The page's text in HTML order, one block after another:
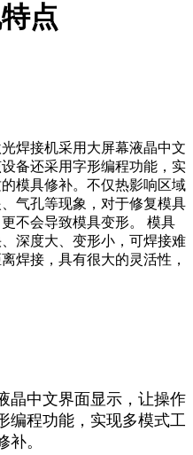
点
焊接机采用大屏幕液晶中文
备还采用字形编程功能，实
模具修补。不仅热影响区域
气孔等现象，对于修复模具
不会导致模具变形。 模具
深度大、变形小，可焊接难
焊接，具有很大的灵活性，
晶中文界面显示，让操作
编程功能，实现多模式工
。